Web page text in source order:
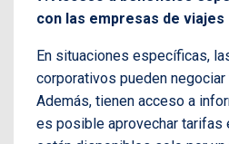
con las empresas de viajes
En situaciones específicas,
corporativos pueden
Además, tienen acceso a
es posible aprovechar tarifas